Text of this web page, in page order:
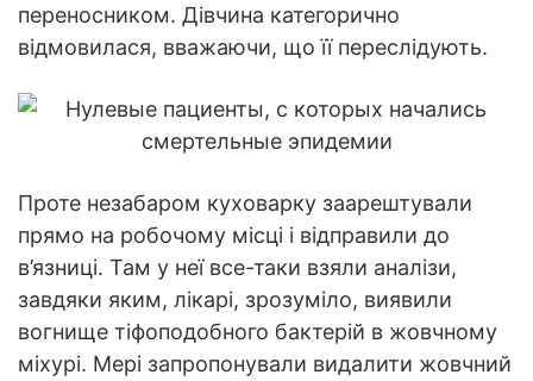
переносником. Дівчина категорично
відмовилася, вважаючи, що її переслідують.
Проте незабаром куховарку заарештували
прямо на робочому місці і відправили до
в’язниці. Там у неї все-таки взяли аналізи,
завдяки яким, лікарі, зрозуміло, виявили
вогнище тіфоподобного бактерій в жовчному
міхурі. Мері запропонували видалити жовчний